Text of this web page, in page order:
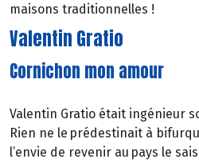
maisons traditionnelles !
Valentin Gratio
Cornichon mon amour
Valentin Gratio était ingénieur
Rien ne le prédestinait à
l’envie de revenir au pays le